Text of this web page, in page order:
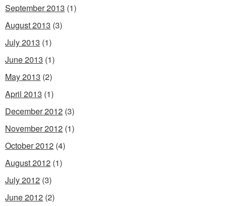
September 2013 (1)
August 2013 (3)
July 2013 (1)
June 2013 (1)
May 2013 (2)
April 2013 (1)
December 2012 (3)
November 2012 (1)
October 2012 (4)
August 2012 (1)
July 2012 (3)
June 2012 (2)